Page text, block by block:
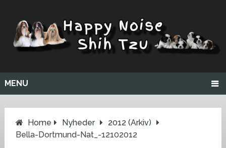
MENU
Home Nyheder
2012 (arkiv)
Bella-Dortmund-Nat_-12102012